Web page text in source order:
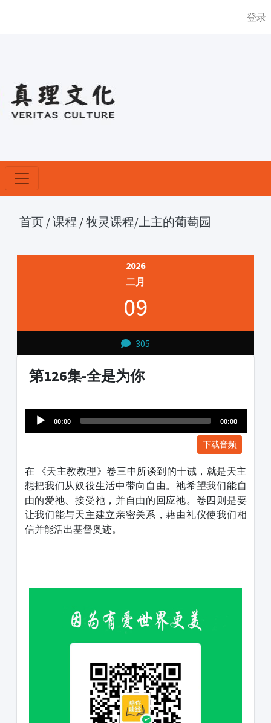
登录
首页 /课程 /牧灵课程/上主的葡萄园
2026
二月
09
305
第126集-全是为你
Player
00:00 00:00
下载音频
在 《天主教教理》卷三中所谈到的十诫，就是天主
想把我们从奴役生活中带向自由。祂希望我们能自
由的爱祂、接受祂，并自由的回应祂。卷四则是要
让我们能与天主建立亲密关系，藉由礼仪使我们相
信并能活出基督奥迹。